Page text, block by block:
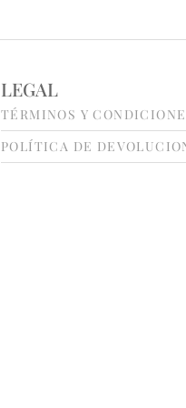
LEGAL
TÉRMINOS Y
POLÍTICA DE